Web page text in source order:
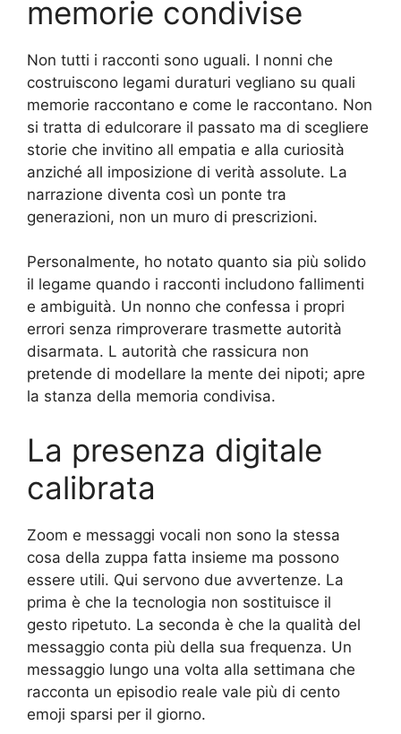
memorie condivise
Non tutti i racconti sono uguali. I nonni che
costruiscono legami duraturi vegliano su quali
memorie raccontano e come le raccontano. Non
si tratta di edulcorare il passato ma di scegliere
storie che invitino all empatia e alla curiosità
anziché all imposizione di verità assolute. La
narrazione diventa così un ponte tra
generazioni, non un muro di prescrizioni.
Personalmente, ho notato quanto sia più solido
il legame quando i racconti includono fallimenti
e ambiguità. Un nonno che confessa i propri
errori senza rimproverare trasmette autorità
disarmata. L autorità che rassicura non
pretende di modellare la mente dei nipoti; apre
la stanza della memoria condivisa.
La presenza digitale
calibrata
Zoom e messaggi vocali non sono la stessa
cosa della zuppa fatta insieme ma possono
essere utili. Qui servono due avvertenze. La
prima è che la tecnologia non sostituisce il
gesto ripetuto. La seconda è che la qualità del
messaggio conta più della sua frequenza. Un
messaggio lungo una volta alla settimana che
racconta un episodio reale vale più di cento
emoji sparsi per il giorno.